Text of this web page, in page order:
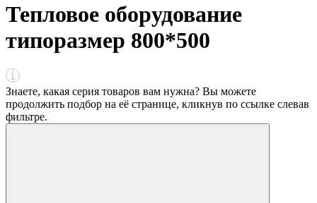
Тепловое оборудование
типоразмер 800*500
Знаете, какая серия товаров вам нужна? Вы можете
продолжить подбор на её странице, кликнув по ссылке слевав
фильтре.